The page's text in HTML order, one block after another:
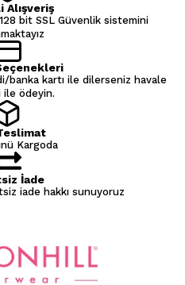
Alışveriş
bit SSL Güvenlik sistemini
banka kartı ile dilerseniz havale
ile ödeyin.
Kargoda
İade
iade hakkı sunuyoruz